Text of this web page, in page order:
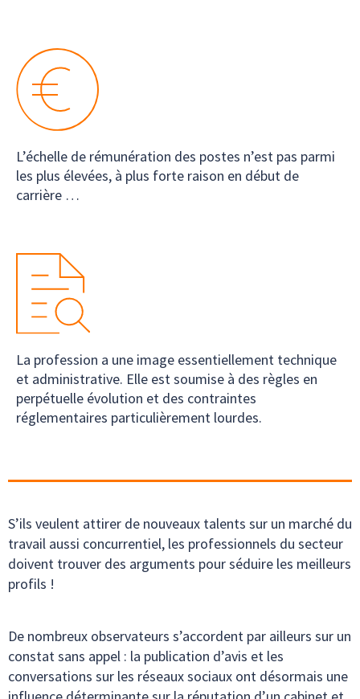
L’échelle de rémunération des postes n’est pas parmi
les plus élevées, à plus forte raison en début de
carrière …
La profession a une image essentiellement technique
et administrative. Elle est soumise à des règles en
perpétuelle évolution et des contraintes
réglementaires particulièrement lourdes.
S’ils veulent attirer de nouveaux talents sur un marché du
travail aussi concurrentiel, les professionnels du secteur
doivent trouver des arguments pour séduire les meilleurs
profils !
De nombreux observateurs s’accordent par ailleurs sur un
constat sans appel : la publication d’avis et les
conversations sur les réseaux sociaux ont désormais une